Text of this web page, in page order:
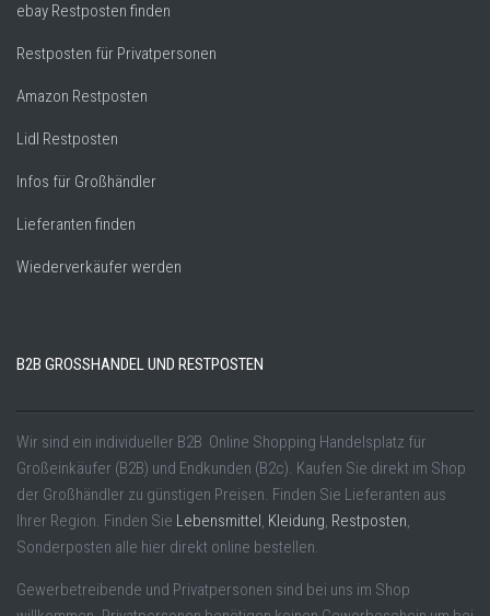
ebay Restposten finden
Restposten für Privatpersonen
Amazon Restposten
Lidl Restposten
Infos für Großhändler
Lieferanten finden
Wiederverkäufer werden
B2B GROSSHANDEL UND RESTPOSTEN
Wir sind ein individueller B2B Online Shopping Handelsplatz für
Großeinkäufer (B2B) und Endkunden (B2c). Kaufen Sie direkt im Shop
der Großhändler zu günstigen Preisen. Finden Sie Lieferanten aus
Ihrer Region. Finden Sie Lebensmittel , Kleidung, Restposten,
Sonderposten alle hier direkt online bestellen.
Gewerbetreibende und Privatpersonen sind bei uns im Shop